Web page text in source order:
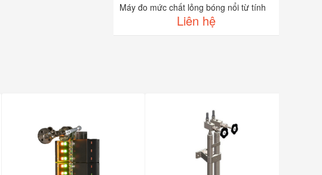
Máy đo mức chất lỏng bóng nổi từ tính
Liên hệ